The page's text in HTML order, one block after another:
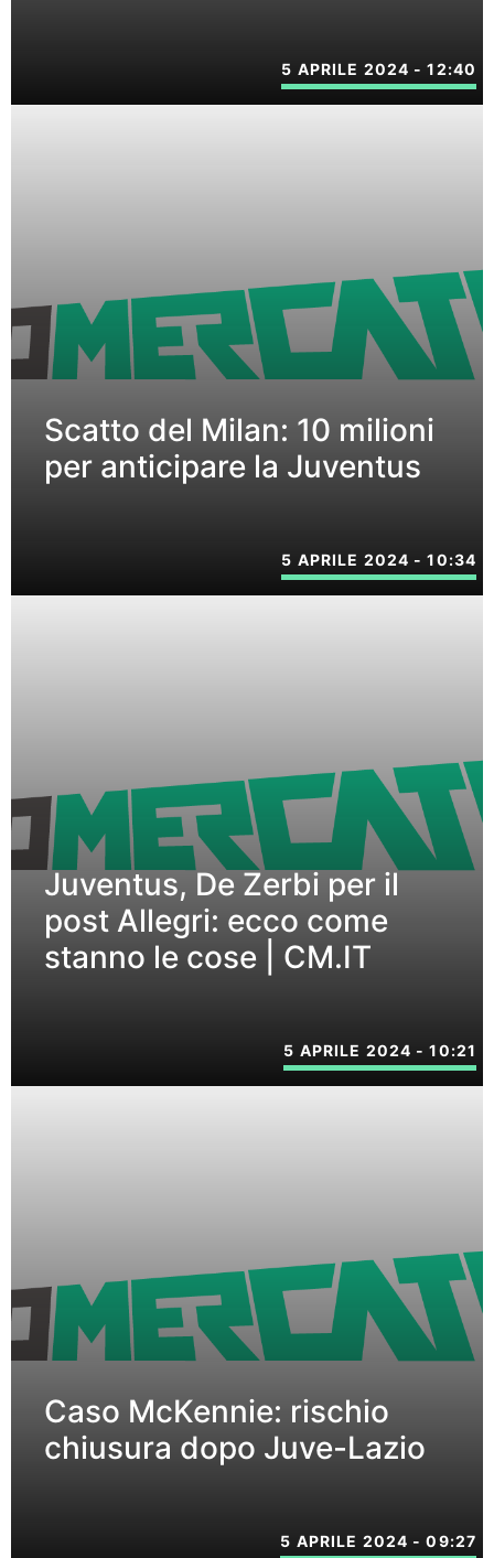
5 APRILE 2024 - 12:40
Scatto del Milan: 10 milioni
per anticipare la Juventus
5 APRILE 2024 - 10:34
Juventus, De Zerbi per il
post Allegri: ecco come
stanno le cose | CM.IT
5 APRILE 2024 - 10:21
Caso McKennie: rischio
chiusura dopo Juve-Lazio
5 APRILE 2024 - 09:27